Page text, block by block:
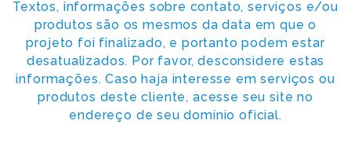
Textos, informações sobre contato, serviços e/ou
produtos são os mesmos da data em que o
projeto foi finalizado, e portanto podem estar
desatualizados. Por favor, desconsidere estas
informações. Caso haja interesse em serviços ou
produtos deste cliente, acesse seu site no
endereço de seu domínio oficial.